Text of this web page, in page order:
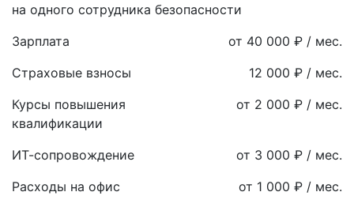
на одного сотрудника безопасности
Зарплата
от 40 000 ₽ / мес.
Страховые взносы
12 000 ₽ / мес.
Курсы повышения
квалификации
от 2 000 ₽ / мес.
ИТ-сопровождение
от 3 000 ₽ / мес.
Расходы на офис
от 1 000 ₽ / мес.